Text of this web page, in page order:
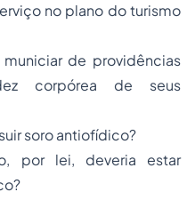
no plano do turismo
de providências
corpórea de seus
soro antiofídico?
por lei, deveria estar